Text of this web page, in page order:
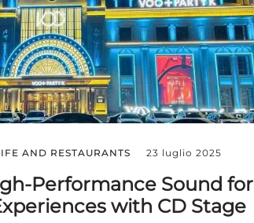
AND RESTAURANTS 23 luglio 2025
Performance Sound for
with CD Stage